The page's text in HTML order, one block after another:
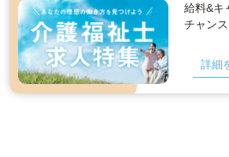
給料&キ
チャンス
詳細